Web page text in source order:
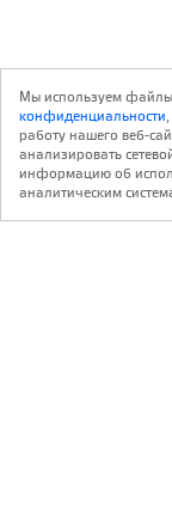
Мы используем
конфиденциальности
работу нашего веб-
анализировать
информацию об
аналитическим